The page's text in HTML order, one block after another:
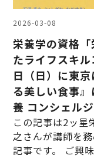
2026-03-08
栄養学の資格
たライフスキ
日（日）に東
る美しい食事
養 コンシェル
この記事は2ッ星
之さんが講師を
記事です。 ご興